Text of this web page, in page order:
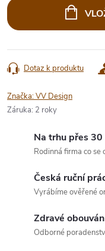
cena:
Dotaz k produktu
Značka:VV Design
Záruka: 2 roky
Na trhu přes
Rodinná firma co se
Česká ruční
Vyrábíme ověřené
Zdravé
Odborné